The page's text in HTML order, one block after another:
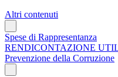
Altri contenuti
Spese di Rappresentanza
RENDICONTAZIONE
Prevenzione della Corruzione